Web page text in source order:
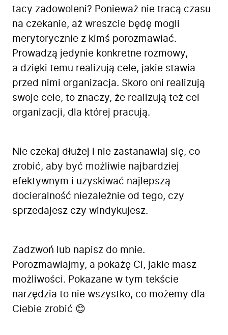
tacy zadowoleni? Ponieważ nie tracą czasu
na czekanie, aż wreszcie będę mogli
merytorycznie z kimś porozmawiać.
Prowadzą jedynie konkretne rozmowy,
a dzięki temu realizują cele, jakie stawia
przed nimi organizacja. Skoro oni realizują
swoje cele, to znaczy, że realizują też cel
organizacji, dla której pracują.
Nie czekaj dłużej i nie zastanawiaj się, co
zrobić, aby być możliwie najbardziej
efektywnym i uzyskiwać najlepszą
docieralność niezależnie od tego, czy
sprzedajesz czy windykujesz.
Zadzwoń lub napisz do mnie.
Porozmawiajmy, a pokażę Ci, jakie masz
możliwości. Pokazane w tym tekście
narzędzia to nie wszystko, co możemy dla
Ciebie zrobić 😊